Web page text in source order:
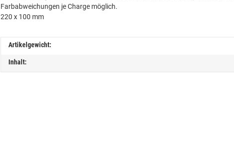
Farbabweichungen je Charge möglich.
220 x 100 mm
Artikelgewicht:
Inhalt: